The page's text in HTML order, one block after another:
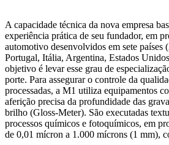
A capacidade técnica da nova empresa
experiência prática de seu fundador, em
automotivo desenvolvidos em sete países
Portugal, Itália, Argentina, Estados
objetivo é levar esse grau de
porte. Para assegurar o controle da
processadas, a M1 utiliza equipamentos
aferição precisa da profundidade das
brilho (Gloss-Meter). São executadas
processos químicos e fotoquímicos, em
de 0,01 mícron a 1.000 mícrons (1 mm),